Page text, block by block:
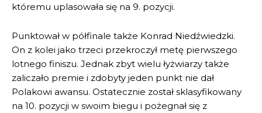
któremu uplasowała się na 9. pozycji.
Punktował w półfinale także Konrad Niedźwiedzki.
On z kolei jako trzeci przekroczył metę pierwszego
lotnego finiszu. Jednak zbyt wielu łyżwiarzy także
zaliczało premie i zdobyty jeden punkt nie dał
Polakowi awansu. Ostatecznie został sklasyfikowany
na 10. pozycji w swoim biegu i pożegnał się z